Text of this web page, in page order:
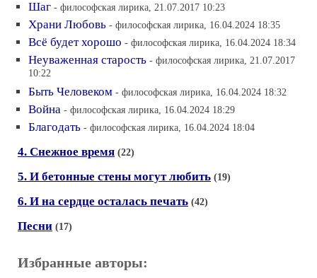
Шаг - философская лирика, 21.07.2017 10:23
Храни Любовь - философская лирика, 16.04.2024 18:35
Всё будет хорошо - философская лирика, 16.04.2024 18:34
Неуваженная старость - философская лирика, 21.07.2017
10:22
Быть Человеком - философская лирика, 16.04.2024 18:32
Война - философская лирика, 16.04.2024 18:29
Благодать - философская лирика, 16.04.2024 18:04
4. Снежное время (22)
5. И бетонные стены могут любить (19)
6. И на сердце осталась печать (42)
Песни (17)
Избранные авторы: